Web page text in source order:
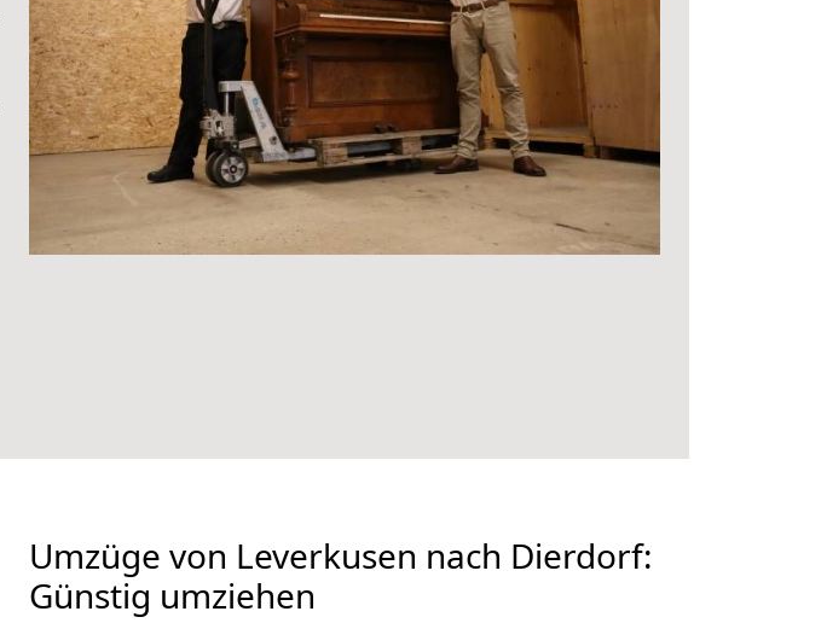
Umzüge von Leverkusen nach Dierdorf:
Günstig umziehen